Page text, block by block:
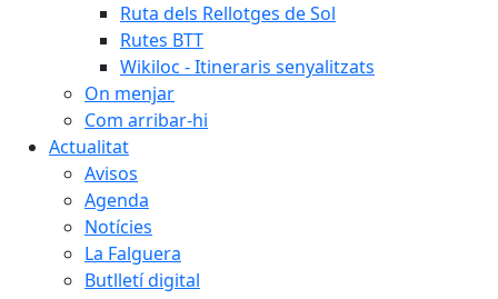
Ruta dels Rellotges de Sol
Rutes BTT
Wikiloc - Itineraris senyalitzats
On menjar
Com arribar-hi
Actualitat
Avisos
Agenda
Notícies
La Falguera
Butlletí digital